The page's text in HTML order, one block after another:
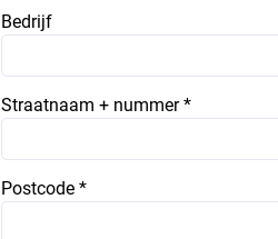
Bedrijf
Straatnaam + nummer *
Postcode *